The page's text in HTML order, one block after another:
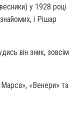
у 1928 році
і Рішар
він зник, зовсім
«Венери» та